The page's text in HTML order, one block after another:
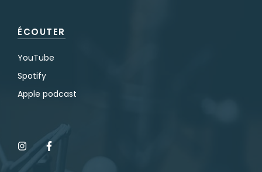
ÉCOUTER
YouTube
Spotify
Apple podcast